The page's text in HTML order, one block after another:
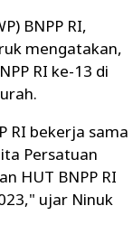
BNPP RI,
mengatakan,
RI ke-13 di
RI bekerja sama
Persatuan
HUT BNPP RI
ujar Ninuk